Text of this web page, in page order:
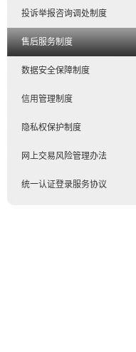
投诉举报咨询调处制度
售后服务制度
数据安全保障制度
信用管理制度
隐私权保护制度
网上交易风险管理办法
统一认证登录服务协议